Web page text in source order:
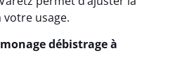
usage.
débistrage à